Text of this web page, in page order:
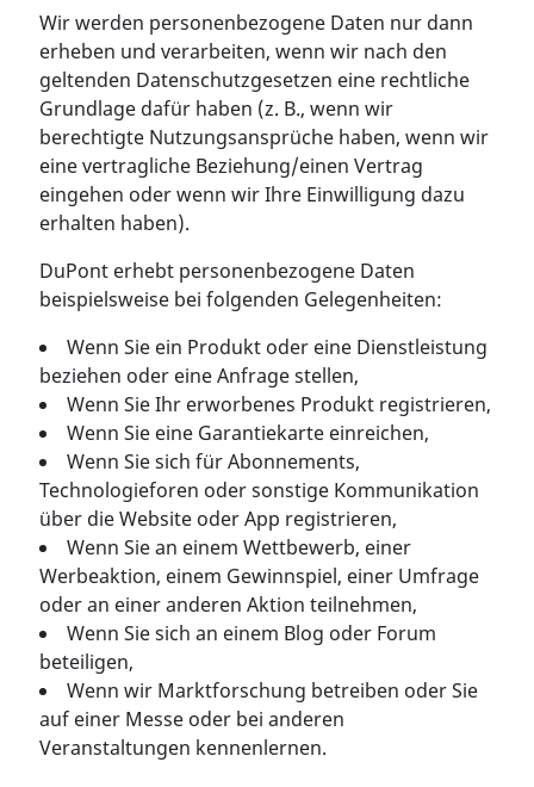
Wir werden personenbezogene Daten nur dann
erheben und verarbeiten, wenn wir nach den
geltenden Datenschutzgesetzen eine rechtliche
Grundlage dafür haben (z. B., wenn wir
berechtigte Nutzungsansprüche haben, wenn wir
eine vertragliche Beziehung/einen Vertrag
eingehen oder wenn wir Ihre Einwilligung dazu
erhalten haben).
DuPont erhebt personenbezogene Daten
beispielsweise bei folgenden Gelegenheiten:
Wenn Sie ein Produkt oder eine Dienstleistung
beziehen oder eine Anfrage stellen,
Wenn Sie Ihr erworbenes Produkt registrieren,
Wenn Sie eine Garantiekarte einreichen,
Wenn Sie sich für Abonnements,
Technologieforen oder sonstige Kommunikation
über die Website oder App registrieren,
Wenn Sie an einem Wettbewerb, einer
Werbeaktion, einem Gewinnspiel, einer Umfrage
oder an einer anderen Aktion teilnehmen,
Wenn Sie sich an einem Blog oder Forum
beteiligen,
Wenn wir Marktforschung betreiben oder Sie
auf einer Messe oder bei anderen
Veranstaltungen kennenlernen.